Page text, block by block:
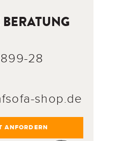
28
shop.de
ANFORDERN